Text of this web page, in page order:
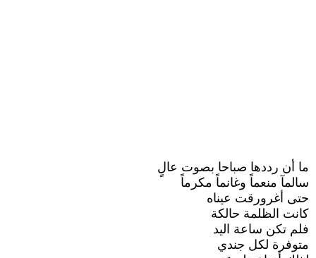
ما أن رددها صباحا بصوت عالٍ
سالمآ منعماً وغانماً مكرماً
حتى أغرورقت عيناه
كانت الظلمة حالكة
فلم تكن ساعة اليد
متوفرة لكل جندي